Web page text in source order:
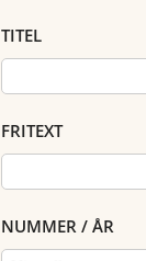
TITEL
FRITEXT
NUMMER / ÅR